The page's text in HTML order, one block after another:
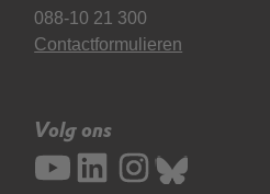
088-10 21 300
Contactformulieren
Volg ons